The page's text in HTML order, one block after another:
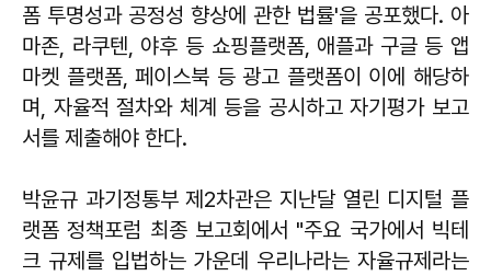
폼 투명성과 공정성 향상에 관한 법률'을 공포했다. 아
마존, 라쿠텐, 야후 등 쇼핑플랫폼, 애플과 구글 등 앱
마켓 플랫폼, 페이스북 등 광고 플랫폼이 이에 해당하
며, 자율적 절차와 체계 등을 공시하고 자기평가 보고
서를 제출해야 한다.
박윤규 과기정통부 제2차관은 지난달 열린 디지털 플
랫폼 정책포럼 최종 보고회에서 "주요 국가에서 빅테
크 규제를 입법하는 가운데 우리나라는 자율규제라는